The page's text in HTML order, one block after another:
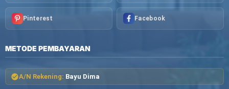
Pinterest Facebook
METODE PEMBAYARAN
A/N Rekening: Bayu Dima